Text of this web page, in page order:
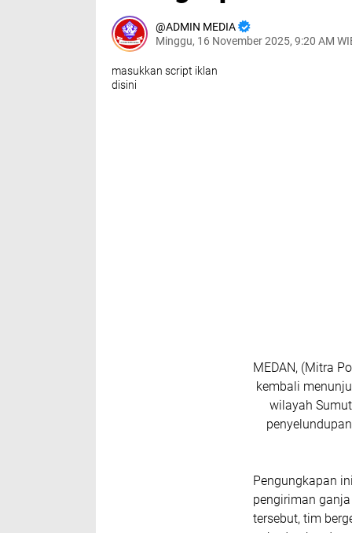
ADMIN MEDIA
Minggu, 16 November 2025, 9:20 AM
masukkan script iklan
disini
MEDAN, (Mitra
kembali
wilayah
Pengungkapan
pengiriman
tersebut, tim